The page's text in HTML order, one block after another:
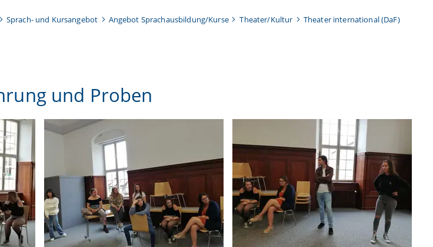
Sprach- und Kursangebot Angebot Sprachausbildung/Kurse Theater/Kultur
Theater international (DaF)
und Proben